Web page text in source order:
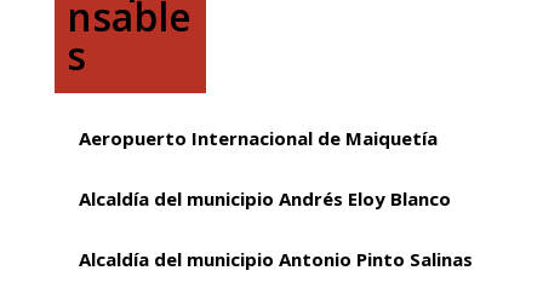
nsable
s
Aeropuerto Internacional de Maiquetía
Alcaldía del municipio Andrés Eloy Blanco
Alcaldía del municipio Antonio Pinto Salinas